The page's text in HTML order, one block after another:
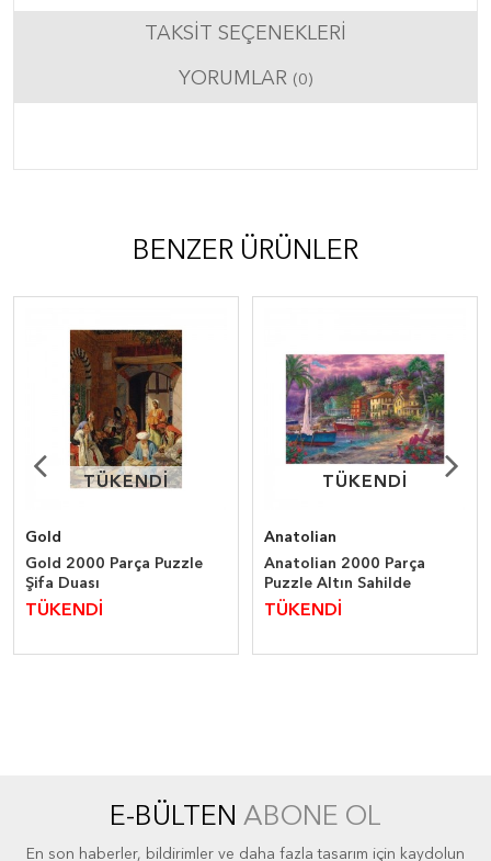
TAKSIT SEÇENEKLERI
YORUMLAR (0)
BENZER ÜRÜNLER
TÜKENDİ
TÜKENDİ
Gold
Gold 2000 Parça Puzzle
Şifa Duası
TÜKENDİ
TÜKENDİ
TÜKENDİ
Anatolian
Anatolian 2000 Parça
Puzzle Altın Sahilde
TÜKENDİ
E-BÜLTEN ABONE OL
En son haberler, bildirimler ve daha fazla tasarım için kaydolun